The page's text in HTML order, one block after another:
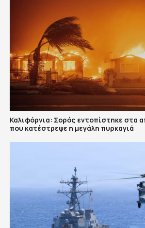
Καλιφόρνια: Σορός εντοπίστηκε στα
που κατέστρεψε η μεγάλη πυρκαγιά